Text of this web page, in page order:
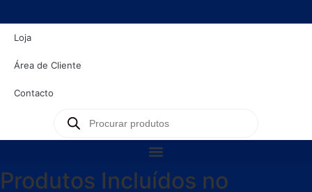
Loja
Área de Cliente
Contacto
Produtos Incluídos no